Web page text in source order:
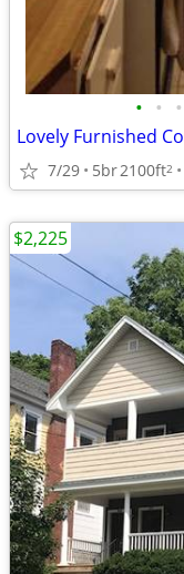
• • •
7/29 5br2100ft2
$2,225